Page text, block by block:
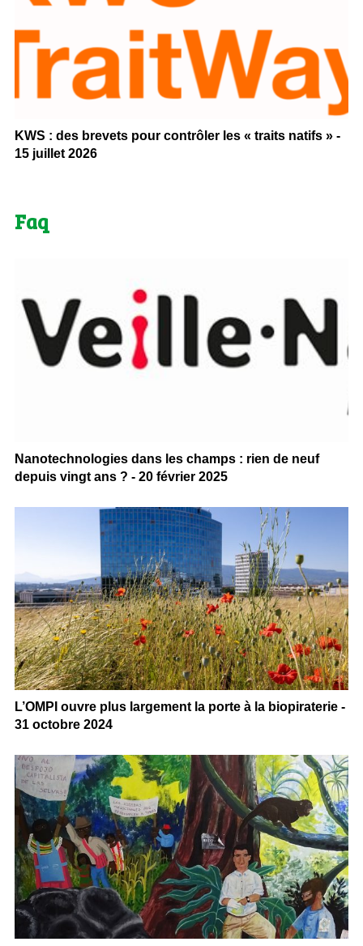
KWS : des brevets pour contrôler les « traits natifs » -
15 juillet 2026
Faq
Nanotechnologies dans les champs : rien de neuf
depuis vingt ans ? - 20 février 2025
L’OMPI ouvre plus largement la porte à la biopiraterie -
31 octobre 2024